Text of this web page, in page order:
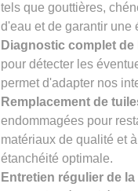
tels que gouttières,
d'eau et de garantir une
Diagnostic complet
pour détecter les
permet d'adapter nos
Remplacement de
endommagées pour
matériaux de qualité et
étanchéité optimale.
Entretien régulier de